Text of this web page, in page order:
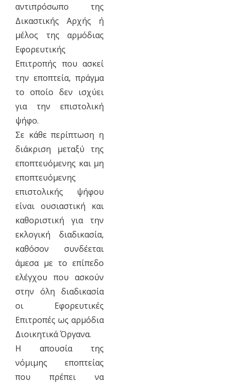
αντιπρόσωπο της
Δικαστικής Αρχής ή
μέλος της αρμόδιας
Εφορευτικής
Επιτροπής που ασκεί
την εποπτεία, πράγμα
το οποίο δεν ισχύει
για την επιστολική
ψήφο.
Σε κάθε περίπτωση η
διάκριση μεταξύ της
εποπτευόμενης και μη
εποπτευόμενης
επιστολικής ψήφου
είναι ουσιαστική και
καθοριστική για την
εκλογική διαδικασία,
καθόσον συνδέεται
άμεσα με το επίπεδο
ελέγχου που ασκούν
στην όλη διαδικασία
οι Εφορευτικές
Επιτροπές ως αρμόδια
Διοικητικά Όργανα.
Η απουσία της
νόμιμης εποπτείας
που πρέπει να